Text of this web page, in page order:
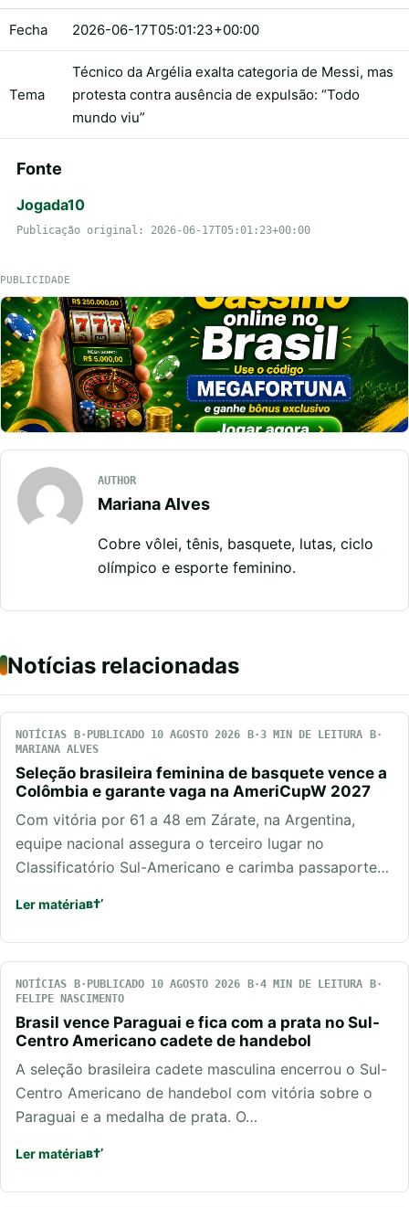
Fecha 2026-06-17T05:01:23+00:00
Tema
Técnico da Argélia exalta categoria de Messi, mas
protesta contra ausência de expulsão: “Todo
mundo viu”
Fonte
Jogada10
Publicação original: 2026-06-17T05:01:23+00:00
PUBLICIDADE
AUTHOR
Mariana Alves
Cobre vôlei, tênis, basquete, lutas, ciclo
olímpico e esporte feminino.
Notícias relacionadas
NOTÍCIAS PUBLICADO 10 AGOSTO 2026
3 MIN DE LEITURA
MARIANA ALVES
Seleção brasileira feminina de basquete vence a
Colômbia e garante vaga na AmeriCupW 2027
Com vitória por 61 a 48 em Zárate, na Argentina,
equipe nacional assegura o terceiro lugar no
Classificatório Sul-Americano e carimba passaporte…
Ler matéria
NOTÍCIAS PUBLICADO 10 AGOSTO 2026
4 MIN DE LEITURA
FELIPE NASCIMENTO
Brasil vence Paraguai e fica com a prata no Sul-
Centro Americano cadete de handebol
A seleção brasileira cadete masculina encerrou o Sul-
Centro Americano de handebol com vitória sobre o
Paraguai e a medalha de prata. O…
Ler matéria